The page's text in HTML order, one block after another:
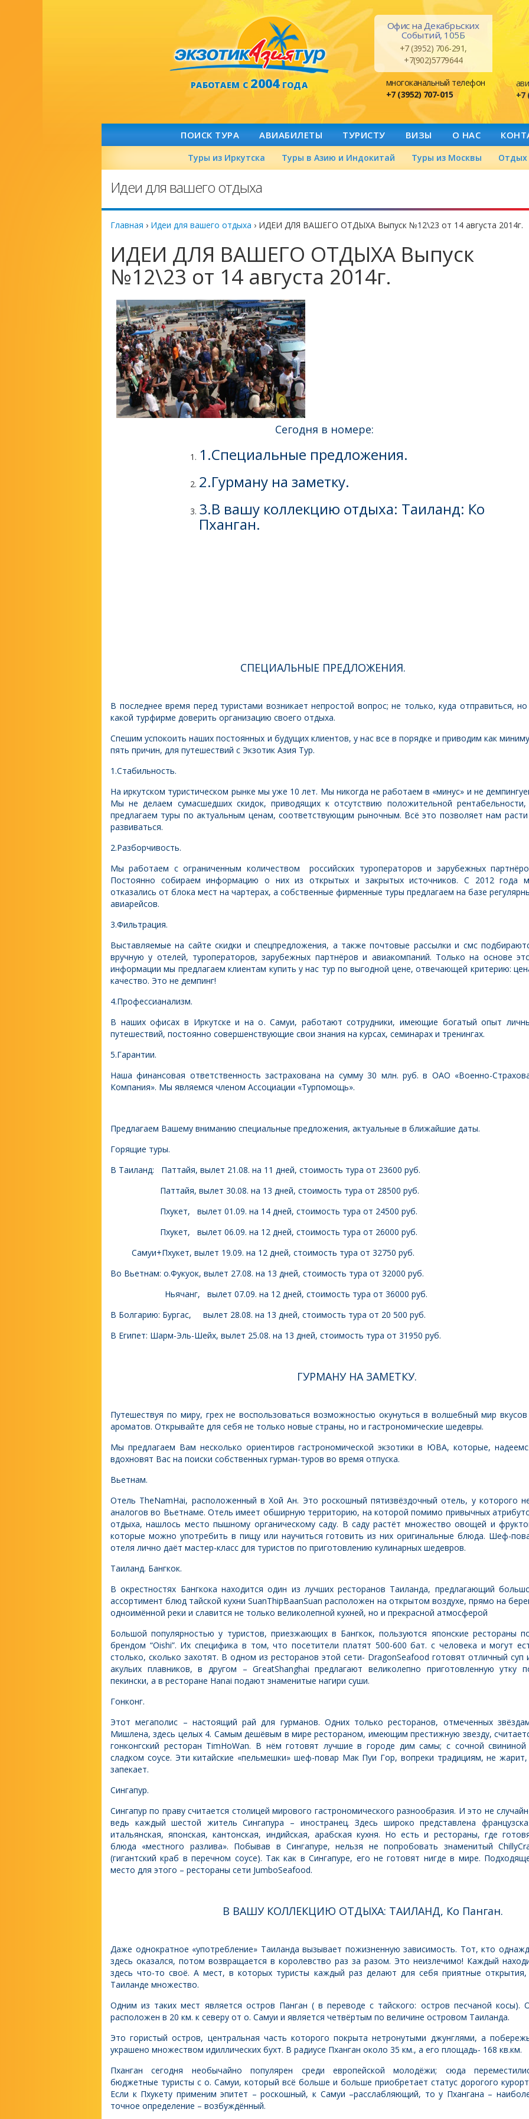
РАБОТАЕМ С2004ГОДА
Офис на Декабрьских
Событий, 105Б
+7 (3952) 706-291,
+7(902)5779644
многоканальный телефон
+7 (3952) 707-015
+7
ПОИСК ТУРА АВИАБИЛЕТЫ ТУРИСТУ ВИЗЫ О НАС
Туры из Иркутска Туры в Азию и Индокитай Туры из Москвы Отдых
Идеи для вашего отдыха
Главная › Идеи для вашего отдыха › ИДЕИ ДЛЯ ВАШЕГО ОТДЫХА Выпуск №12\23 от 14 августа 2014г.
ИДЕИ ДЛЯ ВАШЕГО ОТДЫХА Выпуск
№12\23 от 14 августа 2014г.
Сегодня в номере:
1.Специальные предложения.
2.Гурману на заметку.
3.В вашу коллекцию отдыха: Таиланд: Ко
Пханган.
СПЕЦИАЛЬНЫЕ ПРЕДЛОЖЕНИЯ.
В последнее время перед туристами возникает непростой вопрос; не только, куда отправиться,
какой турфирме доверить организацию своего отдыха.
Спешим успокоить наших постоянных и будущих клиентов, у нас все в порядке и приводим как
пять причин, для путешествий с Экзотик Азия Тур.
1.Стабильность.
На иркутском туристическом рынке мы уже 10 лет. Мы никогда не работаем в «минус» и не
Мы не делаем сумасшедших скидок, приводящих к отсутствию положительной
предлагаем туры по актуальным ценам, соответствующим рыночным. Всё это позволяет нам
развиваться.
2.Разборчивость.
Мы работаем с ограниченным количеством российских туроператоров и зарубежных
Постоянно собираем информацию о них из открытых и закрытых источников. С 2012 года
отказались от блока мест на чартерах, а собственные фирменные туры предлагаем на базе
авиарейсов.
3.Фильтрация.
Выставляемые на сайте скидки и спецпредложения, а также почтовые рассылки и смс
вручную у отелей, туроператоров, зарубежных партнёров и авиакомпаний. Только на основе
информации мы предлагаем клиентам купить у нас тур по выгодной цене, отвечающей критерию:
качество. Это не демпинг!
4.Профессианализм.
В наших офисах в Иркутске и на о. Самуи, работают сотрудники, имеющие богатый опыт
путешествий, постоянно совершенствующие свои знания на курсах, семинарах и тренингах.
5.Гарантии.
Наша финансовая ответственность застрахована на сумму 30 млн. руб. в ОАО «Военно-
Компания». Мы являемся членом Ассоциации «Турпомощь».
Предлагаем Вашему вниманию специальные предложения, актуальные в ближайшие даты.
Горящие туры.
В Таиланд: Паттайя, вылет 21.08. на 11 дней, стоимость тура от 23600 руб.
Паттайя, вылет 30.08. на 13 дней, стоимость тура от 28500 руб.
Пхукет, вылет 01.09. на 14 дней, стоимость тура от 24500 руб.
Пхукет, вылет 06.09. на 12 дней, стоимость тура от 26000 руб.
Самуи+Пхукет, вылет 19.09. на 12 дней, стоимость тура от 32750 руб.
Во Вьетнам: о.Фукуок, вылет 27.08. на 13 дней, стоимость тура от 32000 руб.
Ньячанг, вылет 07.09. на 12 дней, стоимость тура от 36000 руб.
В Болгарию: Бургас, вылет 28.08. на 13 дней, стоимость тура от 20 500 руб.
В Египет: Шарм-Эль-Шейх, вылет 25.08. на 13 дней, стоимость тура от 31950 руб.
ГУРМАНУ НА ЗАМЕТКУ.
Путешествуя по миру, грех не воспользоваться возможностью окунуться в волшебный мир
ароматов. Открывайте для себя не только новые страны, но и гастрономические шедевры.
Мы предлагаем Вам несколько ориентиров гастрономической экзотики в ЮВА, которые,
вдохновят Вас на поиски собственных гурман-туров во время отпуска.
Вьетнам.
Отель TheNamHai, расположенный в Хой Ан. Это роскошный пятизвёздочный отель, у которого
аналогов во Вьетнаме. Отель имеет обширную территорию, на которой помимо привычных
отдыха, нашлось место пышному органическому саду. В саду растёт множество овощей и
которые можно употребить в пищу или научиться готовить из них оригинальные блюда. Шеф-
отеля лично даёт мастер-класс для туристов по приготовлению кулинарных шедевров.
Таиланд. Бангкок.
В окрестностях Бангкока находится один из лучших ресторанов Таиланда, предлагающий
ассортимент блюд тайской кухни SuanThipBaanSuan расположен на открытом воздухе, прямо на
одноимённой реки и славится не только великолепной кухней, но и прекрасной атмосферой
Большой популярностью у туристов, приезжающих в Бангкок, пользуются японские рестораны
брендом “Oishi”. Их специфика в том, что посетители платят 500-600 бат. с человека и могут
столько, сколько захотят. В одном из ресторанов этой сети- DragonSeafood готовят отличный суп
акульих плавников, в другом – GreatShanghai предлагают великолепно приготовленную утку
пекински, а в ресторане Hanai подают знаменитые нагири суши.
Гонконг.
Этот мегаполис – настоящий рай для гурманов. Одних только ресторанов, отмеченных
Мишлена, здесь целых 4. Самым дешёвым в мире рестораном, имеющим престижную звезду,
гонконгский ресторан TimHoWan. В нём готовят лучшие в городе дим самы; с сочной
сладком соусе. Эти китайские «пельмешки» шеф-повар Мак Пуи Гор, вопреки традициям, не
запекает.
Сингапур.
Сингапур по праву считается столицей мирового гастрономического разнообразия. И это не
ведь каждый шестой житель Сингапура – иностранец. Здесь широко представлена
итальянская, японская, кантонская, индийская, арабская кухня. Но есть и рестораны, где
блюда «местного разлива». Побывав в Сингапуре, нельзя не попробовать знаменитый
(гигантский краб в перечном соусе). Так как в Сингапуре, его не готовят нигде в мире.
место для этого – рестораны сети JumboSeafood.
В ВАШУ КОЛЛЕКЦИЮ ОТДЫХА: ТАИЛАНД, Ко Панган.
Даже однократное «употребление» Таиланда вызывает пожизненную зависимость. Тот, кто
здесь оказался, потом возвращается в королевство раз за разом. Это неизлечимо! Каждый
здесь что-то своё. А мест, в которых туристы каждый раз делают для себя приятные
Таиланде множество.
Одним из таких мест является остров Панган ( в переводе с тайского: остров песчаной косы).
расположен в 20 км. к северу от о. Самуи и является четвёртым по величине островом Таиланда.
Это гористый остров, центральная часть которого покрыта нетронутыми джунглями, а
украшено множеством идиллических бухт. В радиусе Пханган около 35 км., а его площадь- 168 кв.км.
Пханган сегодня необычайно популярен среди европейской молодёжи; сюда
бюджетные туристы с о. Самуи, который всё больше и больше приобретает статус дорогого
Если к Пхукету применим эпитет – роскошный, к Самуи –расслабляющий, то у Пхангана –
точное определение – возбуждённый.